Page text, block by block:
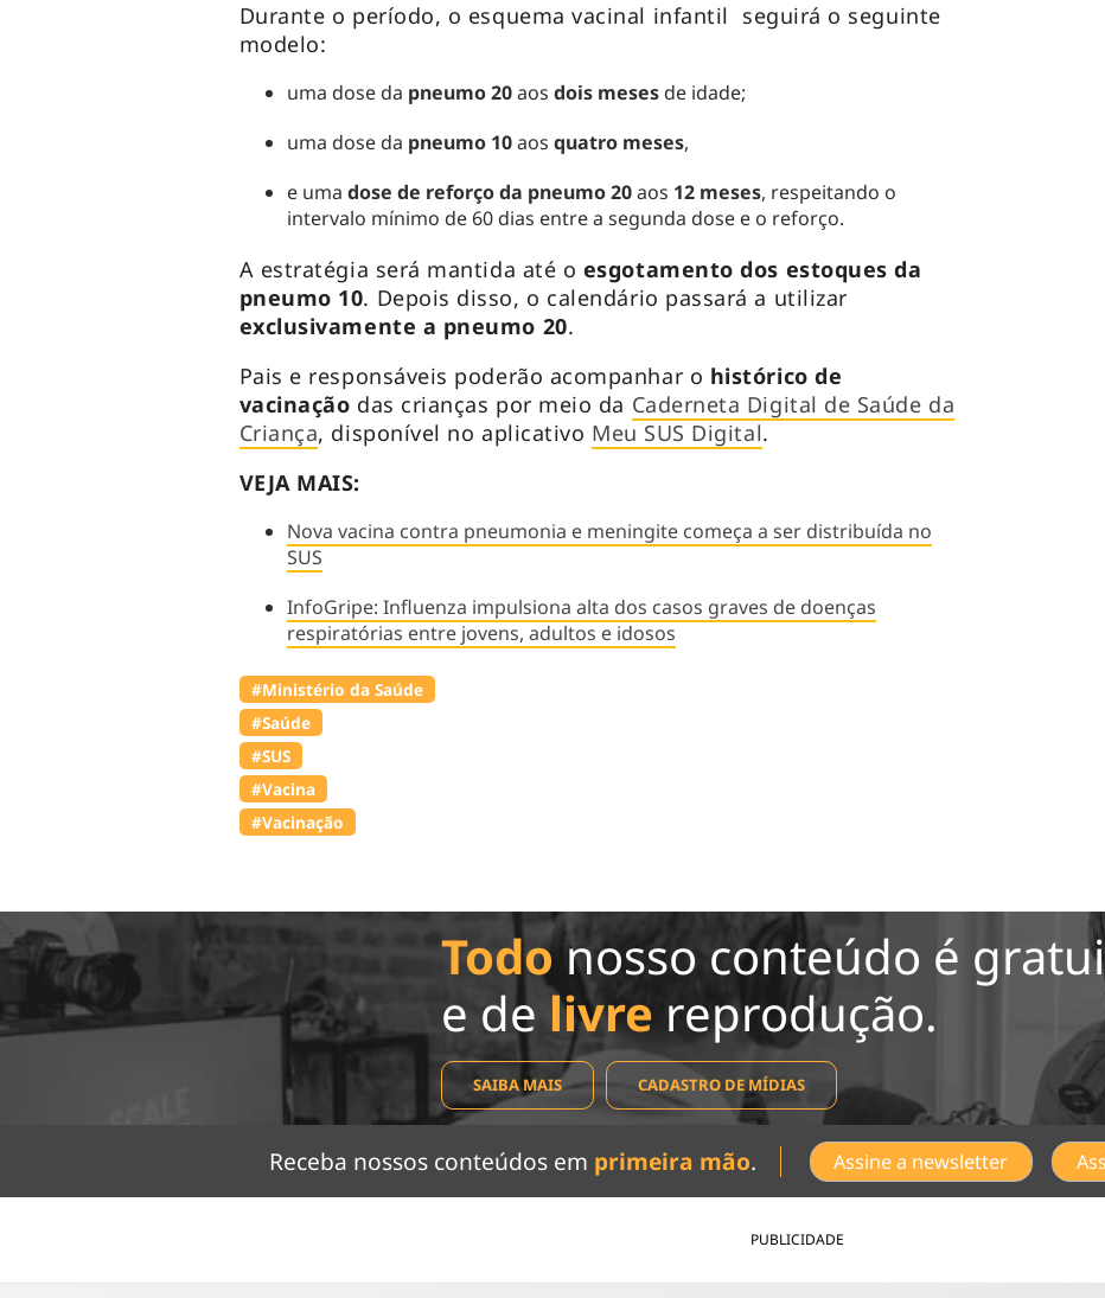
Durante o período, o esquema vacinal infantil seguirá o seguinte
modelo:
uma dose da pneumo 20aos dois mesesde idade;
uma dose da pneumo 10aos quatro meses,
e uma dose de reforço da pneumo 20aos 12 meses, respeitando o
intervalo mínimo de 60 dias entre a segunda dose e o reforço.
A estratégia será mantida até o esgotamento dos estoques da
pneumo 10. Depois disso, o calendário passará a utilizar
exclusivamente a pneumo 20.
Pais e responsáveis poderão acompanhar o histórico de
vacinação das crianças por meio da Caderneta Digital de Saúde da
Criança, disponível no aplicativo Meu SUS Digital.
VEJA MAIS:
Nova vacina contra pneumonia e meningite começa a ser distribuída no
SUS
InfoGripe: Influenza impulsiona alta dos casos graves de doenças
respiratórias entre jovens, adultos e idosos
#Ministério da Saúde
#Saúde
#SUS
#Vacina
#Vacinação
Todonosso conteúdo é
e de livre reprodução.
SAIBA MAIS CADASTRO DE MÍDIAS
Receba nossos conteúdos em primeira mão. Assine a newsletter
PUBLICIDADE